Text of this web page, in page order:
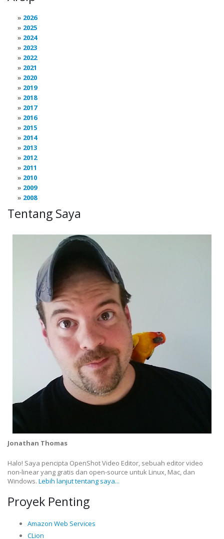
2026
2025
2024
2023
2022
2021
2020
2019
2018
2017
2016
2015
2014
2013
2012
2011
2010
2009
2008
Tentang Saya
Jonathan Thomas
Halo! Saya pencipta OpenShot Video Editor, sebuah editor video
non-linear yang gratis dan open-source untuk Linux, Mac, dan
Windows. Lebih lanjut tentang saya...
Proyek Penting
Amazon Web Services
CLion